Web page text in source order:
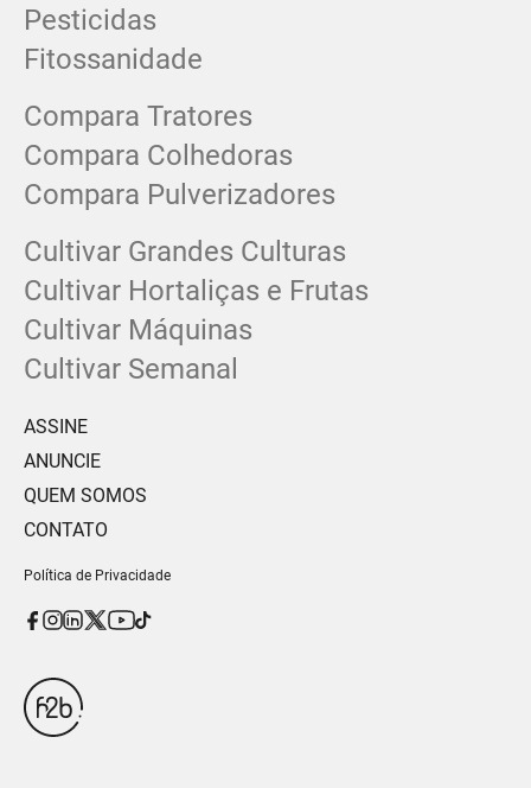
Pesticidas
Fitossanidade
Compara Tratores
Compara Colhedoras
Compara Pulverizadores
Cultivar Grandes Culturas
Cultivar Hortaliças e Frutas
Cultivar Máquinas
Cultivar Semanal
ASSINE
ANUNCIE
QUEM SOMOS
CONTATO
Política de Privacidade